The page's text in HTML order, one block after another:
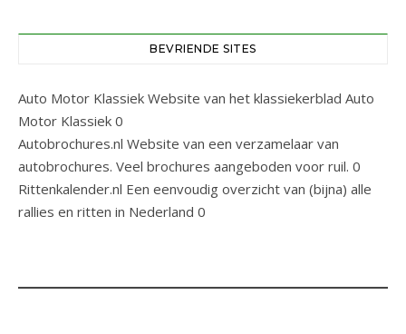
BEVRIENDE SITES
Auto Motor Klassiek Website van het klassiekerblad Auto
Motor Klassiek 0
Autobrochures.nl Website van een verzamelaar van
autobrochures. Veel brochures aangeboden voor ruil. 0
Rittenkalender.nl Een eenvoudig overzicht van (bijna) alle
rallies en ritten in Nederland 0